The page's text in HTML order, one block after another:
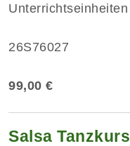
Unterrichtseinheiten
26S76027
99,00 €
Salsa Tanzkurs